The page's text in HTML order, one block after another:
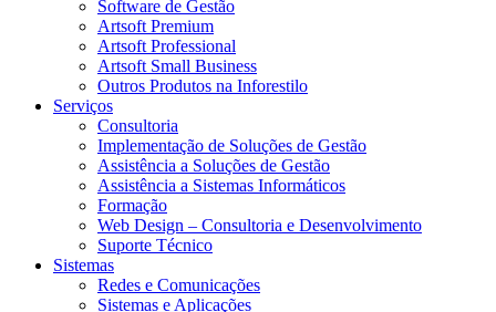
Software de Gestão
Artsoft Premium
Artsoft Professional
Artsoft Small Business
Outros Produtos na Inforestilo
Serviços
Consultoria
Implementação de Soluções de Gestão
Assistência a Soluções de Gestão
Assistência a Sistemas Informáticos
Formação
Web Design – Consultoria e Desenvolvimento
Suporte Técnico
Sistemas
Redes e Comunicações
Sistemas e Aplicações